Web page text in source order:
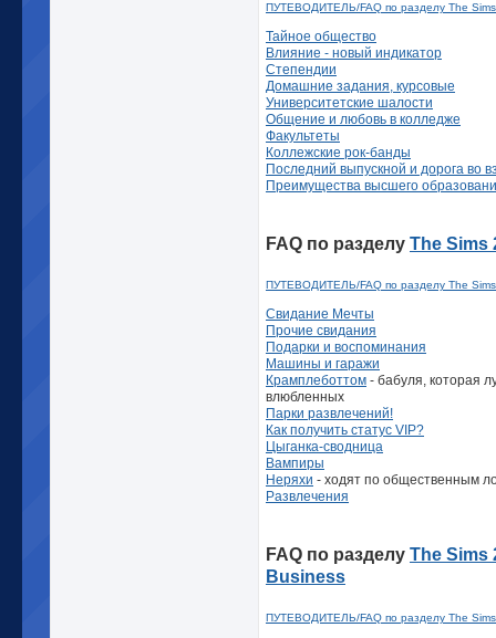
ПУТЕВОДИТЕЛЬ/FAQ по разделу The Sims
Тайное общество
Влияние - новый индикатор
Степендии
Домашние задания, курсовые
Университетские шалости
Общение и любовь в колледже
Факультеты
Коллежские рок-банды
Последний выпускной и дорога во
Преимущества высшего
FAQ по разделу The Sims
ПУТЕВОДИТЕЛЬ/FAQ по разделу The
Свидание Мечты
Прочие свидания
Подарки и воспоминания
Машины и гаражи
Крамплеботтом - бабуля, которая
влюбленных
Парки развлечений!
Как получить статус VIP?
Цыганка-сводница
Вампиры
Неряхи - ходят по общественным
Развлечения
FAQ по разделу The Sims
Business
ПУТЕВОДИТЕЛЬ/FAQ по разделу The